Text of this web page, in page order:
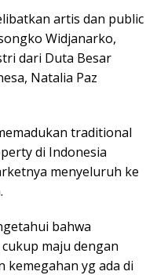
artis dan public
Widjanarko,
dari Duta Besar
Natalia Paz
traditional
di Indonesia
menyeluruh ke
bahwa
maju dengan
kemegahan yg ada di